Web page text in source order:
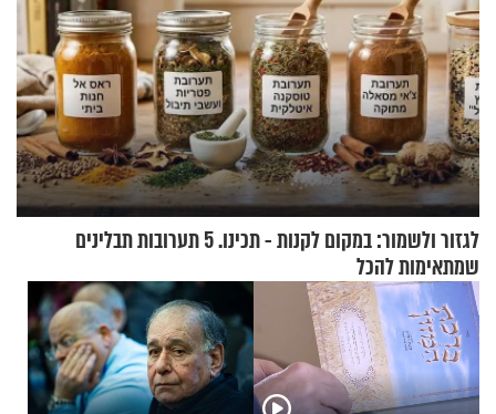
לגזור ולשמור: במקום לקנות - תכינו. 5 תערובות תבלינים
שמתאימות להכל